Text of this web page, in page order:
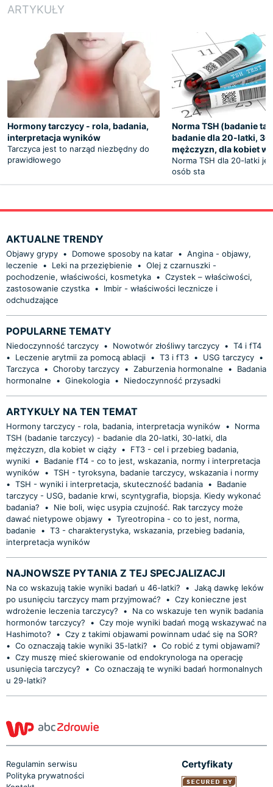
ARTYKUŁY
Hormony tarczycy - rola, badania,
interpretacja wyników
Tarczyca jest to narząd niezbędny do
prawidłowego
Norma TSH (badanie
badanie dla 20-latki,
mężczyzn, dla kobiet w
Norma TSH dla 20-latki
osób sta
AKTUALNE TRENDY
Objawy grypy • Domowe sposoby na katar • Angina - objawy,
leczenie
• Leki na przeziębienie • Olej z czarnuszki -
pochodzenie, właściwości, kosmetyka • Czystek – właściwości,
zastosowanie czystka •
Imbir - właściwości lecznicze i
odchudzające
POPULARNE TEMATY
Niedoczynność tarczycy • Nowotwór złośliwy tarczycy • T4 i fT4
•
Leczenie arytmii za pomocą ablacji • T3 i fT3 • USG tarczycy •
Tarczyca • Choroby tarczycy • Zaburzenia hormonalne •
Badania
hormonalne
• Ginekologia • Niedoczynność przysadki
ARTYKUŁY NA TEN TEMAT
Hormony tarczycy - rola, badania, interpretacja wyników •
Norma
TSH (badanie tarczycy) - badanie dla 20-latki, 30-latki, dla
mężczyzn, dla kobiet w ciąży •
FT3 - cel i przebieg badania,
wyniki •
Badanie fT4 - co to jest, wskazania, normy i interpretacja
wyników
• TSH - tyroksyna, badanie tarczycy, wskazania i normy
• TSH - wyniki i interpretacja, skuteczność badania •
Badanie
tarczycy - USG, badanie krwi, scyntygrafia, biopsja. Kiedy wykonać
badania?
•
Nie boli, więc usypia czujność. Rak tarczycy może
dawać nietypowe objawy • Tyreotropina - co to jest, norma,
badanie
• T3 - charakterystyka, wskazania, przebieg badania,
interpretacja wyników
NAJNOWSZE PYTANIA Z TEJ SPECJALIZACJI
Na co wskazują takie wyniki badań u 46-latki? • Jaką dawkę leków
po usunięciu tarczycy mam przyjmować?
• Czy konieczne jest
wdrożenie leczenia tarczycy?
•
Na co wskazuje ten wynik badania
hormonów tarczycy?
• Czy moje wyniki badań mogą wskazywać na
Hashimoto?
• Czy z takimi objawami powinnam udać się na SOR?
• Co oznaczają takie wyniki 35-latki? • Co robić z tymi objawami?
• Czy muszę mieć skierowanie od endokrynologa na operację
usunięcia tarczycy?
• Co oznaczają te wyniki badań hormonalnych
u 29-latki?
Regulamin serwisu
Polityka prywatności
Certyfikaty